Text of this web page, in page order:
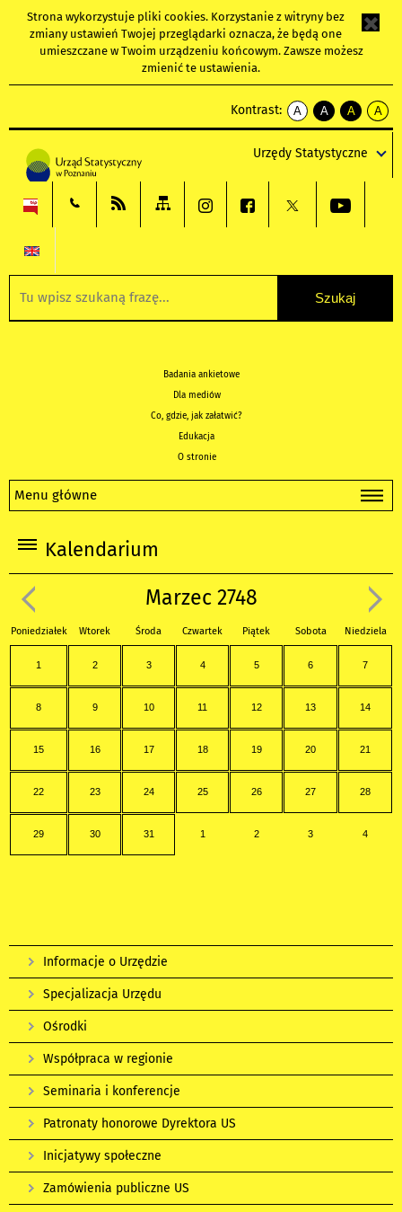
Strona wykorzystuje pliki cookies. Korzystanie z witryny bez
zmiany ustawień Twojej przeglądarki oznacza, że będą one
umieszczane w Twoim urządzeniu końcowym. Zawsze możesz
zmienić te ustawienia.
Kontrast:
A
kontrast
A
kontrast
tekst
czarnym
A
kontrast
tekst
czarnym
A
tekst
żółtym
Urzędy Statystyczne
Badania ankietowe
Dla mediów
Co, gdzie, jak załatwić?
Edukacja
O stronie
Menu główne
Kalendarium
Marzec 2748
Poniedziałek Wtorek Środa Czwartek Piątek Sobota Niedziela
1 2 3 4 5 6 7
8 9 10 11 12 13 14
15 16 17 18 19 20 21
22 23 24 25 26 27 28
29 30 31 1 2 3 4
Informacje o Urzędzie
Specjalizacja Urzędu
Ośrodki
Współpraca w regionie
Seminaria i konferencje
Patronaty honorowe Dyrektora US
Inicjatywy społeczne
Zamówienia publiczne US